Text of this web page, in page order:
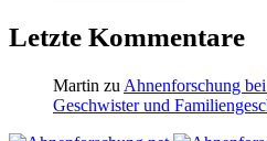
Letzte Kommentare
Martin zu Ahnenforschung
Geschwister und